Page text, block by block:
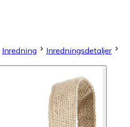
Inredning
Inredningsdetaljer